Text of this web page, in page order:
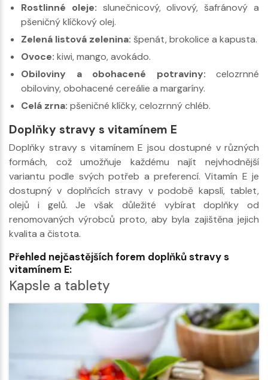
Rostlinné oleje: slunečnicový, olivový, šafránový a
pšeničný klíčkový olej.
Zelená listová zelenina: špenát, brokolice a kapusta.
Ovoce: kiwi, mango, avokádo.
Obiloviny a obohacené potraviny: celozrnné
obiloviny, obohacené cereálie a margaríny.
Celá zrna: pšeničné klíčky, celozrnný chléb.
Doplňky stravy s vitamínem E
Doplňky stravy s vitamínem E jsou dostupné v různých
formách, což umožňuje každému najít nejvhodnější
variantu podle svých potřeb a preferencí. Vitamín E je
dostupný v doplňcích stravy v podobě kapslí, tablet,
olejů i gelů. Je však důležité vybírat doplňky od
renomovaných výrobců proto, aby byla zajištěna jejich
kvalita a čistota.
Přehled nejčastějších forem doplňků stravy s
vitamínem E:
Kapsle a tablety